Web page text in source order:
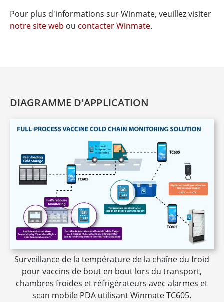
Pour plus d'informations sur Winmate, veuillez visiter
notre site web ou contacter Winmate.
DIAGRAMME D'APPLICATION
Surveillance de la température de la chaîne du froid
pour vaccins de bout en bout lors du transport,
chambres froides et réfrigérateurs avec alarmes et
scan mobile PDA utilisant Winmate TC605.